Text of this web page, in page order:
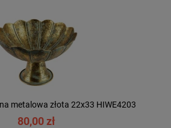
metalowa złota 22x33 HIWE4203
80,00 zł